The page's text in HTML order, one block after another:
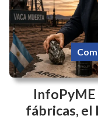
fábricas, el